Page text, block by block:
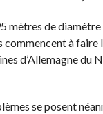
mètres de
à
d’Allemagne du
se posent